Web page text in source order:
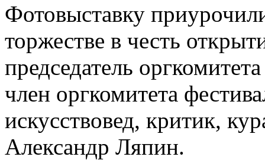
Фотовыставку
торжестве в честь
председатель
член оргкомитета
искусствовед, критик,
Александр Ляпин.